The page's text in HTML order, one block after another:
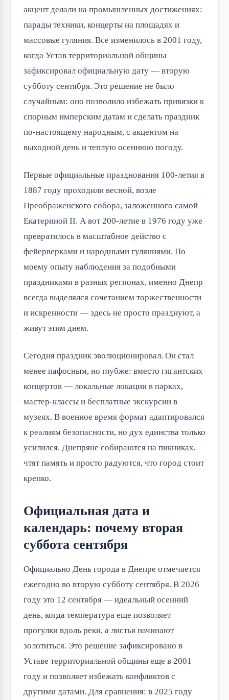
акцент делали на промышленных достижениях:
парады техники, концерты на площадях и
массовые гуляния. Все изменилось в 2001 году,
когда Устав территориальной общины
зафиксировал официальную дату — вторую
субботу сентября. Это решение не было
случайным: оно позволило избежать привязки к
спорным имперским датам и сделать праздник
по-настоящему народным, с акцентом на
выходной день и теплую осеннюю погоду.
Первые официальные празднования 100-летия в
1887 году проходили весной, возле
Преображенского собора, заложенного самой
Екатериной II. А вот 200-летие в 1976 году уже
превратилось в масштабное действо с
фейерверками и народными гуляниями. По
моему опыту наблюдения за подобными
праздниками в разных регионах, именно Днепр
всегда выделялся сочетанием торжественности
и искренности — здесь не просто празднуют, а
живут этим днем.
Сегодня праздник эволюционировал. Он стал
менее пафосным, но глубже: вместо гигантских
концертов — локальные локации в парках,
мастер-классы и бесплатные экскурсии в
музеях. В военное время формат адаптировался
к реалиям безопасности, но дух единства только
усилился. Днепряне собираются на пикниках,
чтят память и просто радуются, что город стоит
крепко.
Официальная дата и
календарь: почему вторая
суббота сентября
Официально День города в Днепре отмечается
ежегодно во вторую субботу сентября. В 2026
году это 12 сентября — идеальный осенний
день, когда температура еще позволяет
прогулки вдоль реки, а листья начинают
золотиться. Это решение зафиксировано в
Уставе территориальной общины еще в 2001
году и позволяет избежать конфликтов с
другими датами. Для сравнения: в 2025 году